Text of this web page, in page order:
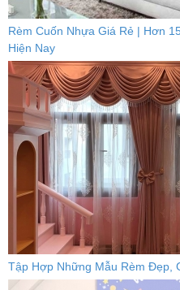
Rèm Cuốn Nhựa Giá Rẻ | Hơn
Hiện Nay
Tập Hợp Những Mẫu Rèm Đẹp,